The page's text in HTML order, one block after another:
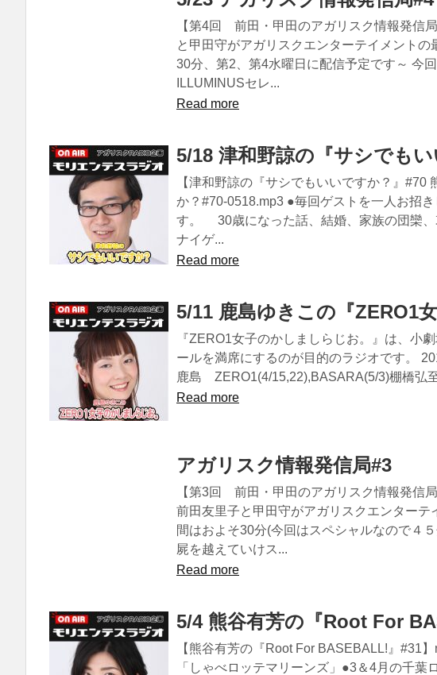
【第4回 前田・甲田のアガリスク情報発信
と甲田守がアガリスクエンターテイメント
30分、第2、第4水曜日に配信予定です～ 今
ILLUMINUSセレ...
Read more
5/18 津和野諒の『サシでも
【津和野諒の『サシでもいいですか？』
か？#70-0518.mp3 ●毎回ゲストを一人お招
す。 30歳になった話、結婚、家族の団欒
ナイゲ...
Read more
5/11 鹿島ゆきこの『ZERO1
『ZERO1女子のかしましらじお。』は、小
ールを満席にするのが目的のラジオです。
鹿島 ZERO1(4/15,22),BASARA(5/3)棚橋弘
Read more
アガリスク情報発信局#3
【第3回 前田・甲田のアガリスク情報発信
前田友里子と甲田守がアガリスクエンター
間はおよそ30分(今回はスペシャルなので４
屍を越えていけス...
Read more
5/4 熊谷有芳の『Root For
【熊谷有芳の『Root For BASEBALL!』#31
「しゃべロッテマリーンズ」●3＆4月の千